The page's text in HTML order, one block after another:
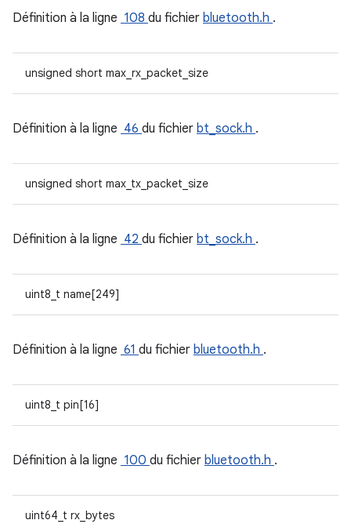
Définition à la ligne 108 du fichier bluetooth.h .
unsigned short max_rx_packet_size
Définition à la ligne 46 du fichier bt_sock.h .
unsigned short max_tx_packet_size
Définition à la ligne 42 du fichier bt_sock.h .
uint8_t name[249]
Définition à la ligne 61 du fichier bluetooth.h .
uint8_t pin[16]
Définition à la ligne 100 du fichier bluetooth.h .
uint64_t rx_bytes